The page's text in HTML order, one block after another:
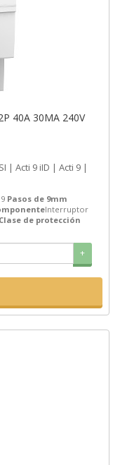
40A 30MA 240V
Pasos de 9mm
Interruptor
Clase de protección
+